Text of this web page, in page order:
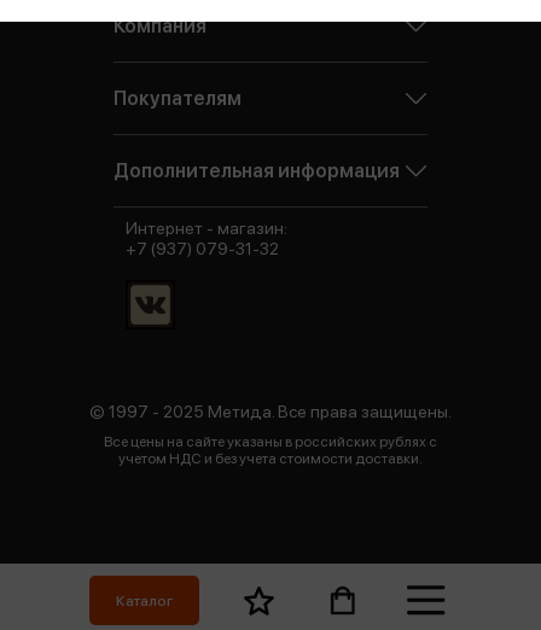
Каталог
Компания
Покупателям
Дополнительная информация
© 1997 - 2025 Метида. Все права защищены.
Все цены на сайте указаны в российских рублях с
учетом НДС и без учета стоимости доставки.
Интернет - магазин:
+7 (937) 079-31-32